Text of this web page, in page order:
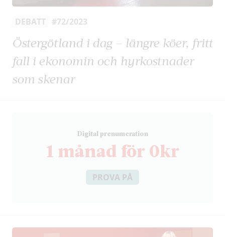
DEBATT #72/2023
Östergötland i dag – längre köer, fritt
fall i ekonomin och hyrkostnader
som skenar
Digital prenumeration
1 månad för 0kr
PROVA PÅ